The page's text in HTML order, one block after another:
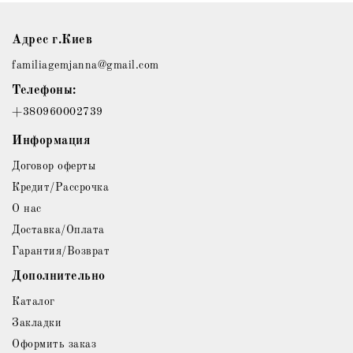
Адрес г.Киев
familiagemjanna@gmail.com
Телефоны:
+380960002739
Информация
Договор оферты
Кредит/Рассрочка
О нас
Доставка/Оплата
Гарантия/Возврат
Дополнительно
Каталог
Закладки
Оформить заказ